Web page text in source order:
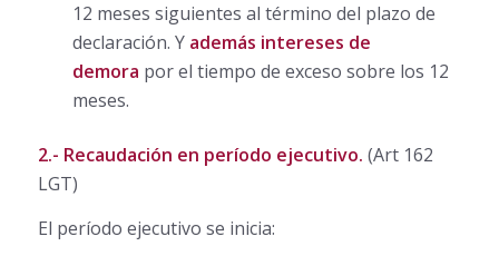
12 meses siguientes al término del plazo de
declaración. Y además intereses de
demora por el tiempo de exceso sobre los 12
meses.
2.- Recaudación en período ejecutivo. (Art 162
LGT)
El período ejecutivo se inicia: